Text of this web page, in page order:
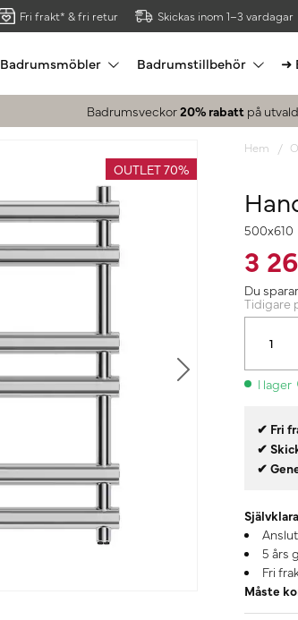
Fri frakt* & fri retur Skickas inom 1–3 vardagar
Badrumsmöbler Badrumstillbehör ➜
Badrumsveckor20% rabatt på
OUTLET 70%
Hem
500x610
3
Du
Tidigare
I lager
✔ Fri
✔
✔
5 års
Fri
Måste